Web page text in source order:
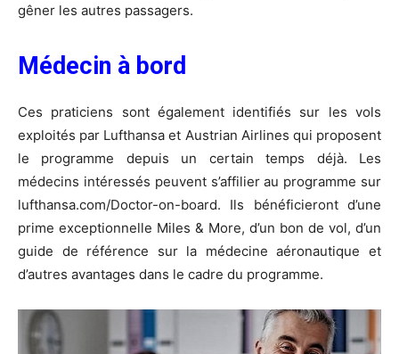
gêner les autres passagers.
Médecin à bord
Ces praticiens sont également identifiés sur les vols
exploités par Lufthansa et Austrian Airlines qui proposent
le programme depuis un certain temps déjà. Les
médecins intéressés peuvent s’affilier au programme sur
lufthansa.com/Doctor-on-board. Ils bénéficieront d’une
prime exceptionnelle Miles & More, d’un bon de vol, d’un
guide de référence sur la médecine aéronautique et
d’autres avantages dans le cadre du programme.